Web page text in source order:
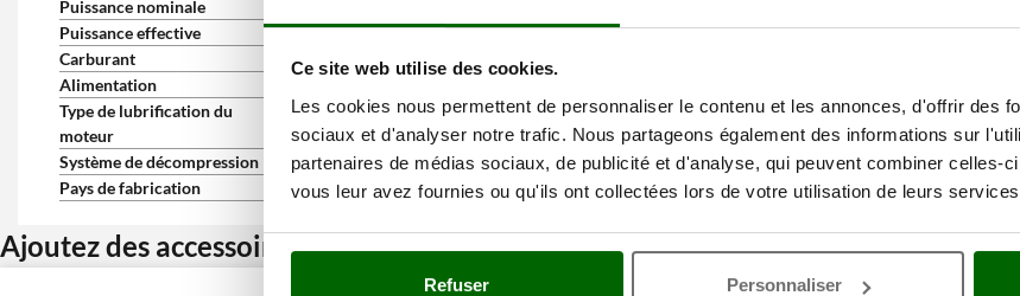
Ce site web utilise des cookies.
Les cookies nous permettent de personnaliser le contenu et les annonces, d'offrir des
sociaux et d'analyser notre trafic. Nous partageons également des informations sur
partenaires de médias sociaux, de publicité et d'analyse, qui peuvent combiner celles-
vous leur avez fournies ou qu'ils ont collectées lors de votre utilisation de leurs
Refuser Personnaliser
Puissance nominale
Puissance effective
5.5 HP
Carburant
Essence
Alimentation
Type de lubrification du
moteur
À bain d'huile
Système de décompression
Automatique
Pays de fabrication
Japon
Déchargement par hayon
Oui
Temps de montage
Ajoutez des accessoires et bénéficiez d’une remise